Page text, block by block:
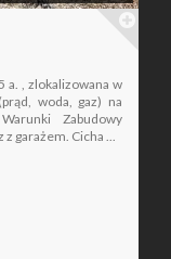
a. , zlokalizowana w
woda, gaz) na
Zabudowy
garażem. Cicha ...